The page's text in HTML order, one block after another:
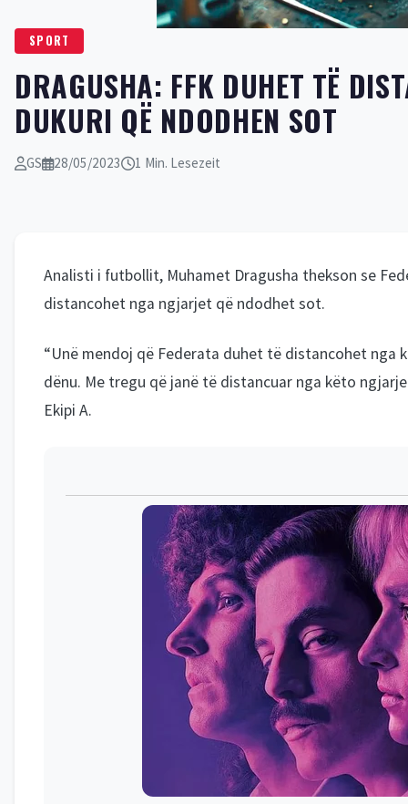
SPORT
DRAGUSHA: FFK DUHET TË
DUKURI QË NDODHEN SOT
GS 28/05/2023 1 Min. Lesezeit
Analisti i futbollit, Muhamet Dragusha thekson se
distancohet nga ngjarjet që ndodhet sot.
“Unë mendoj që Federata duhet të distancohet nga
dënu. Me tregu që janë të distancuar nga këto
Ekipi A.